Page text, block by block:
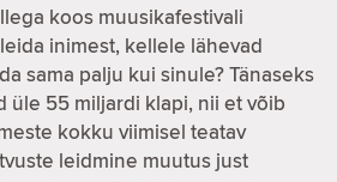
koos muusikafestivali
inimest, kellele lähevad
sama palju kui sinule? Tänaseks
üle 55 miljardi klapi, nii et võib
kokku viimisel teatav
leidmine muutus just